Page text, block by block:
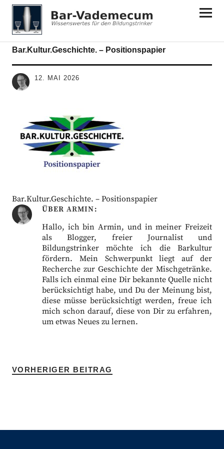
Bar-Vademecum
Bar.Kultur.Geschichte. – Positionspapier
12. MAI 2026
Bar.Kultur.Geschichte. – Positionspapier
ÜBER ARMIN
Hallo, ich bin Armin, und in meiner Freizeit
als Blogger, freier Journalist und
Bildungstrinker möchte ich die Barkultur
fördern. Mein Schwerpunkt liegt auf der
Recherche zur Geschichte der Mischgetränke.
Falls ich einmal eine Dir bekannte Quelle nicht
berücksichtigt habe, und Du der Meinung bist,
diese müsse berücksichtigt werden, freue ich
mich schon darauf, diese von Dir zu erfahren,
um etwas Neues zu lernen.
VORHERIGER BEITRAG